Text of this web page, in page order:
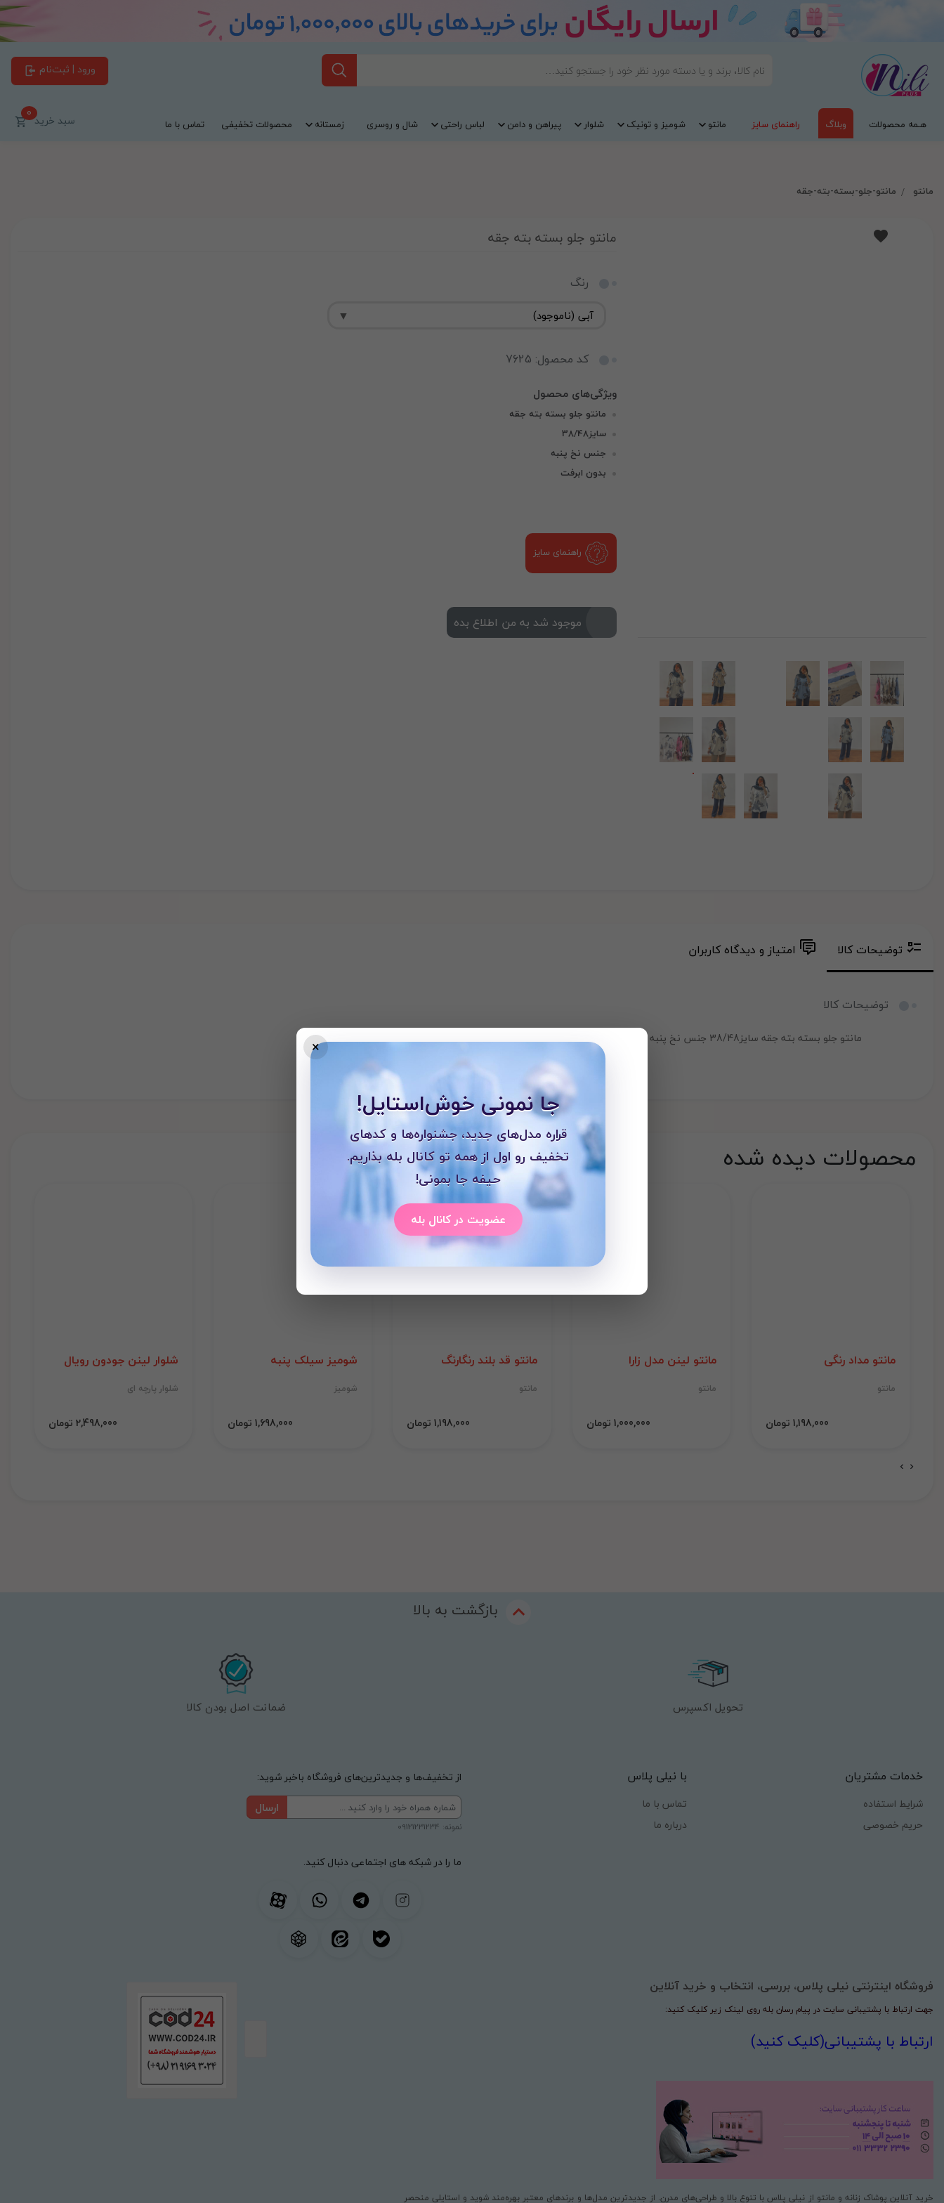
ورود | ثبت‌نام
هـمه محصولات وبلاگ راهنمای سایز مانتو شومیز و تونیک شلوار پیراهن و دامن لباس راحتی شال و روسری زمستانه محصولات تخفیفی تماس با ما سبد خرید0
مانتو مانتو-جلو-بسته-بته-جقه
مانتو جلو بسته بته جقه
رنگ
کد محصول: 7625
مانتو جلو بسته بته جقه
سایز38/48
جنس نخ پنبه
بدون ابرفت
راهنمای سایز
موجود شد به من اطلاع بده
توضیحات کالا امتیاز و دیدگاه کاربران
توضیحات کالا
مانتو جلو بسته بته جقه سایز38/48 جنس نخ پنبه بدون ابرفت
محصولات دیده شده
مانتو مداد رنگی
مانتو
1,198,000 تومان
مانتو لینن مدل زارا
مانتو
1,000,000 تومان
مانتو قد بلند رنگارنگ
مانتو
1,198,000 تومان
شومیز سیلک پنبه
شومیز
1,698,000 تومان
شلوار لینن جودون رویال
شلوار پارچه ای
2,498,000 تومان
بازگشت به بالا
تحویل اکسپرس ضمانت اصل بودن کالا
خدمات مشتریان
شرایط استفاده
حریم خصوصی
با نیلی پلاس
تماس با ما
درباره ما
از تخفیف‌ها و جدیدترین‌های فروشگاه باخبر شوید:
ارسال
نمونه: 09121231234
ما را در شبکه های اجتماعی دنبال کنید.
فروشگاه اینترنتی نیلی پلاس، بررسی، انتخاب و خرید آنلاین
جهت ارتباط با پشتیبانی سایت در پیام رسان بله روی لینک زیر کلیک کنید:
ارتباط با پشتیبانی(کلیک کنید)
خرید آنلاین پوشاک زنانه و مانتو از نیلی پلاس با تنوع بالا و طراحی‌های مدرن. از جدیدترین مدل‌ها و برندهای معتبر بهره‌مند شوید و استایلی منحصر
×
جا نمونی خوش‌استایل!
قراره مدل‌های جدید، جشنواره‌ها و کدهای
تخفیف رو اول از همه تو کانال بله بذاریم.
حیفه جا بمونی!
عضویت در کانال بله